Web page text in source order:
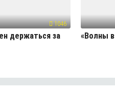
1046
держаться за
«Волны